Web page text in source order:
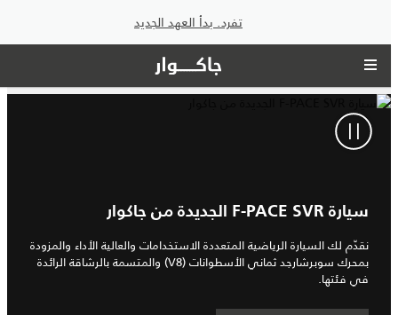
تفرد. بدأ العهد الجديد
سيارة F‑PACE SVR الجديدة من جاكوار
نقدّم لك السيارة الرياضية المتعددة الاستخدامات والعالية الأداء والمزودة
بمحرك سوبرشارجد ثماني الأسطوانات (V8) والمتسمة بالرشاقة الرائدة
في فئتها.